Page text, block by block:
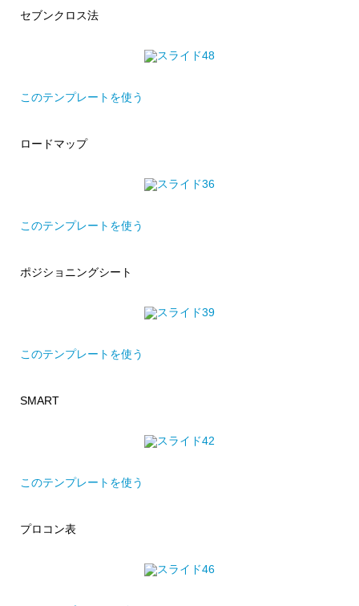
セブンクロス法
このテンプレートを使う
ロードマップ
このテンプレートを使う
ポジショニングシート
このテンプレートを使う
SMART
このテンプレートを使う
プロコン表